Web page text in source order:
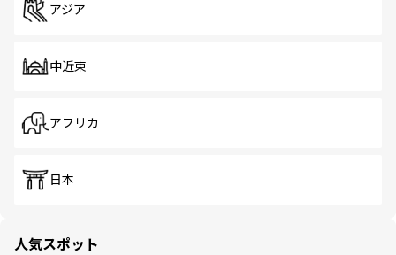
アジア
中近東
アフリカ
日本
人気スポット